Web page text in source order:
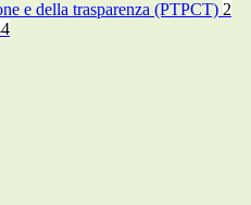
e della trasparenza (PTPCT) 2